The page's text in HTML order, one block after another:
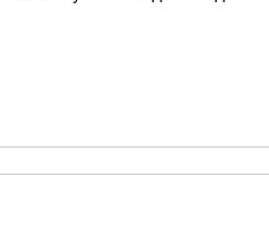
или с момента